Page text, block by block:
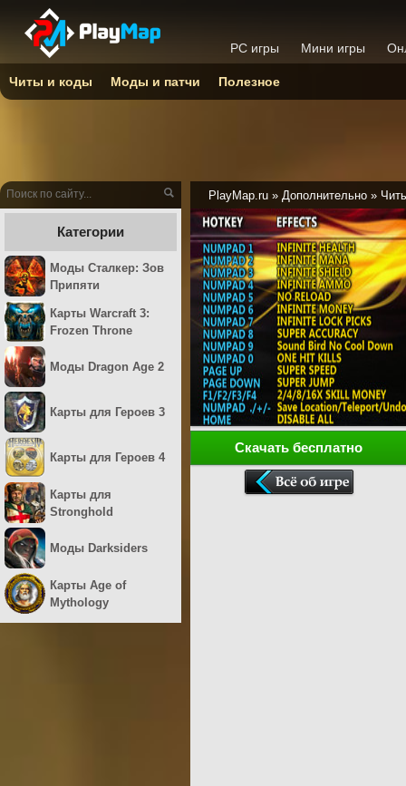
PlayMap.ru » Дополнительно »
Скачать бесплатно
Категории
Моды Сталкер: Зов
Припяти
Карты Warcraft 3:
Frozen Throne
Моды Dragon Age 2
Карты для Героев 3
Карты для Героев 4
Карты для
Stronghold
Моды Darksiders
Карты Age of
Mythology
PC игры Мини игры
Читы и коды Моды и патчи Полезное